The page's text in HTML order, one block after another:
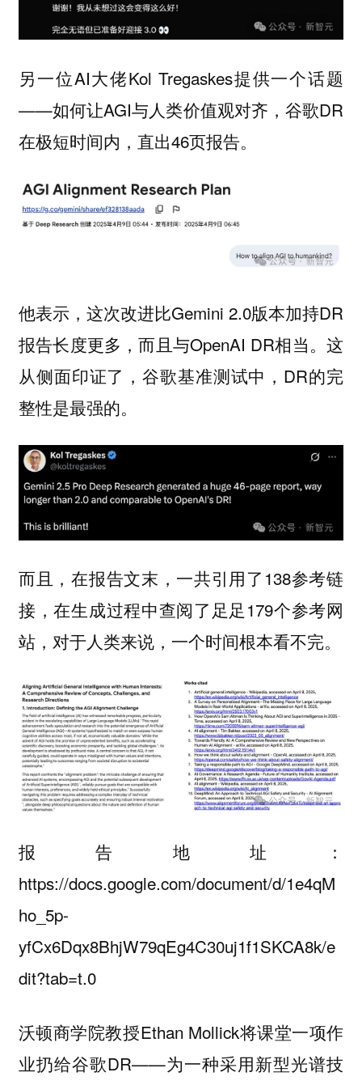
另一位AI大佬Kol Tregaskes提供一个话题
——如何让AGI与人类价值观对齐，谷歌DR
在极短时间内，直出46页报告。
他表示，这次改进比Gemini 2.0版本加持DR
报告长度更多，而且与OpenAI DR相当。这
从侧面印证了，谷歌基准测试中，DR的完
整性是最强的。
而且，在报告文末，一共引用了138参考链
接，在生成过程中查阅了足足179个参考网
站，对于人类来说，一个时间根本看不完。
报告地址：
https://docs.google.com/document/d/1e4qM
ho_5p-
yfCx6Dqx8BhjW79qEg4C30uj1f1SKCA8k/e
dit?tab=t.0
沃顿商学院教授Ethan Mollick将课堂一项作
业扔给谷歌DR——为一种采用新型光谱技